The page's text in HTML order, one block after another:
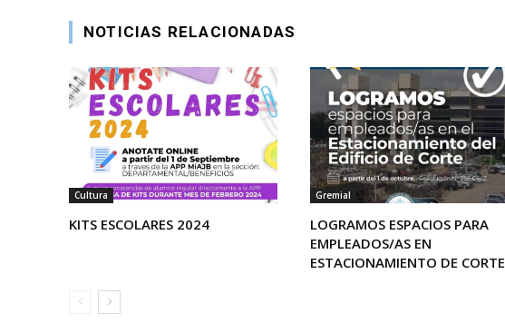
NOTICIAS RELACIONADAS
Cultura
KITS ESCOLARES 2024
Gremial
LOGRAMOS ESPACIOS PARA
EMPLEADOS/AS EN
ESTACIONAMIENTO DE CORTE